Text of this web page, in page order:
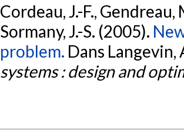
Cordeau, J.-F., Gendreau,
Sormany, J.-S. (2005).
problem. Dans Langevin,
systems : design and